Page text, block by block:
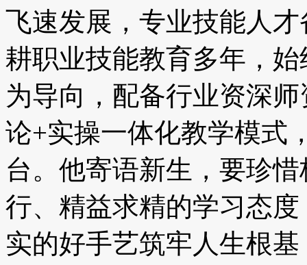
飞速发展，专业技能人
耕职业技能教育多年，
为导向，配备行业资深
论+实操一体化教学模式
台。他寄语新生，要珍
行、精益求精的学习态
实的好手艺筑牢人生根